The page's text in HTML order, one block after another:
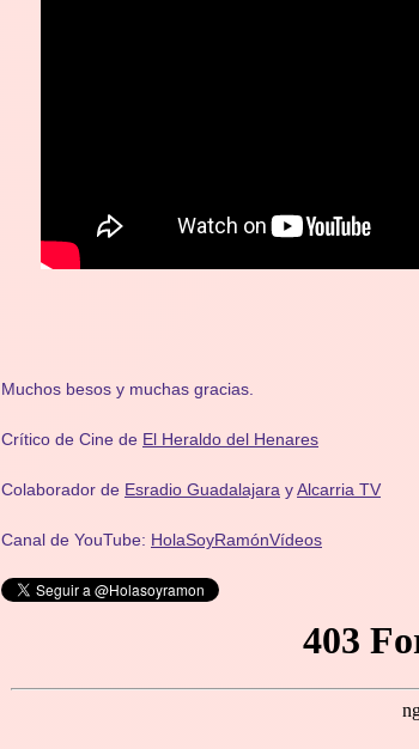
Muchos besos y muchas gracias.
Crítico de Cine de El Heraldo del Henares
Colaborador de Esradio Guadalajara yAlcarria TV
Canal de YouTube: HolaSoyRamónVídeos